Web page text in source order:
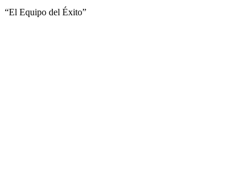
“El Equipo del Éxito”